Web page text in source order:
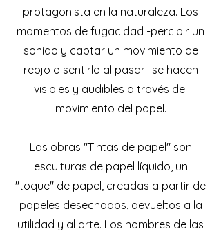
protagonista en la naturaleza. Los
momentos de fugacidad -percibir un
sonido y captar un movimiento de
reojo o sentirlo al pasar- se hacen
visibles y audibles a través del
movimiento del papel.
Las obras "Tintas de papel" son
esculturas de papel líquido, un
"toque" de papel, creadas a partir de
papeles desechados, devueltos a la
utilidad y al arte. Los nombres de las